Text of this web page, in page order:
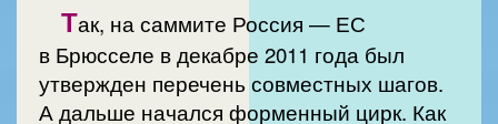
Так, на саммите Россия — ЕС
в Брюсселе в декабре 2011 года был
утвержден перечень совместных шагов.
А дальше начался форменный цирк. Как